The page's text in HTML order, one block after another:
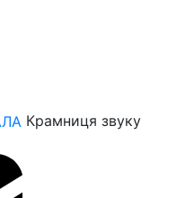
Крамниця звуку